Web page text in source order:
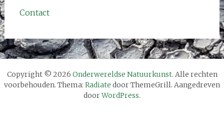
Contact
Copyright © 2026 Onderwereldse Natuurkunst. Alle rechten
voorbehouden. Thema: Radiate door ThemeGrill. Aangedreven
doorWordPress.